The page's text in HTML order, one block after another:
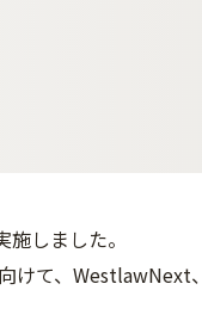
しました。
けて、WestlawNext